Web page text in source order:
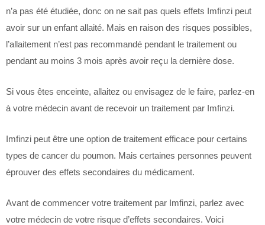
n’a pas été étudiée, donc on ne sait pas quels effets Imfinzi peut
avoir sur un enfant allaité. Mais en raison des risques possibles,
l’allaitement n’est pas recommandé pendant le traitement ou
pendant au moins 3 mois après avoir reçu la dernière dose.
Si vous êtes enceinte, allaitez ou envisagez de le faire, parlez-en
à votre médecin avant de recevoir un traitement par Imfinzi.
Imfinzi peut être une option de traitement efficace pour certains
types de cancer du poumon. Mais certaines personnes peuvent
éprouver des effets secondaires du médicament.
Avant de commencer votre traitement par Imfinzi, parlez avec
votre médecin de votre risque d’effets secondaires. Voici